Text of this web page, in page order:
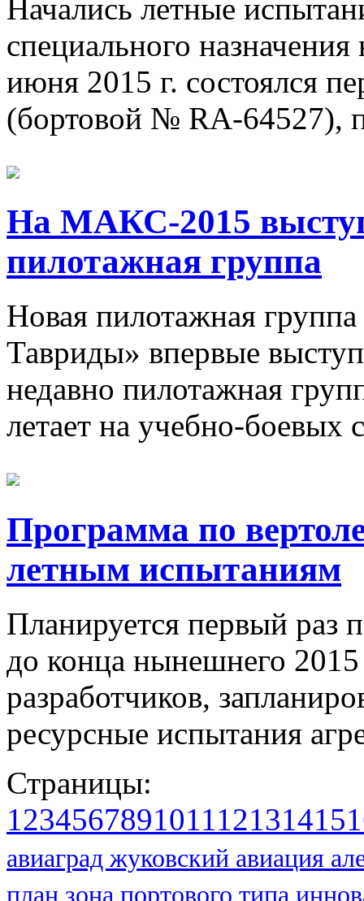
Начались летные
специального
июня 2015 г. состоялся
(бортовой № RA-64527),
На МАКС-2015
пилотажная группа
Новая пилотажная
Тавриды» впервые
недавно пилотажная
летает на учебно-боевых
Программа по
летным испытаниям
Планируется первый раз
до конца нынешнего
разработчиков,
ресурсные испытания
Страницы:
123456789101112131415
авиаград жуковский авиация
план зона портового типа